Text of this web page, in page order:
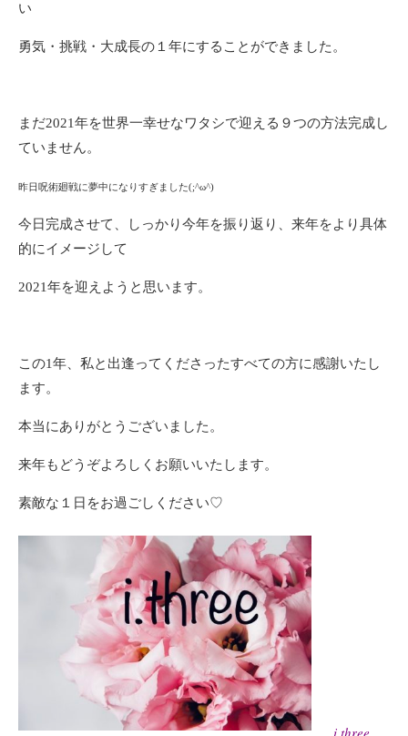
い
勇気・挑戦・大成長の１年にすることができました。
まだ2021年を世界一幸せなワタシで迎える９つの方法完成し
ていません。
昨日呪術廻戦に夢中になりすぎました(;^ω^)
今日完成させて、しっかり今年を振り返り、来年をより具体
的にイメージして
2021年を迎えようと思います。
この1年、私と出逢ってくださったすべての方に感謝いたし
ます。
本当にありがとうございました。
来年もどうぞよろしくお願いいたします。
素敵な１日をお過ごしください♡